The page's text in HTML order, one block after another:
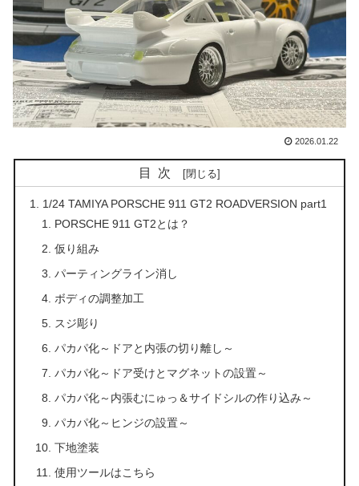
2026.01.22
目次
1/24 TAMIYA PORSCHE 911 GT2 ROADVERSION part1
PORSCHE 911 GT2とは？
仮り組み
パーティングライン消し
ボディの調整加工
スジ彫り
パカパ化～ドアと内張の切り離し～
パカパ化～ドア受けとマグネットの設置～
パカパ化～内張むにゅっ＆サイドシルの作り込み～
パカパ化～ヒンジの設置～
下地塗装
使用ツールはこちら